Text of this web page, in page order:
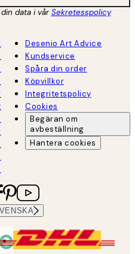
data i vårSekretesspolicy
Desenio Art Advice
Kundservice
Spåra din order
Köpvillkor
Integritetspolicy
Cookies
Begäran om
avbeställning
Hantera cookies